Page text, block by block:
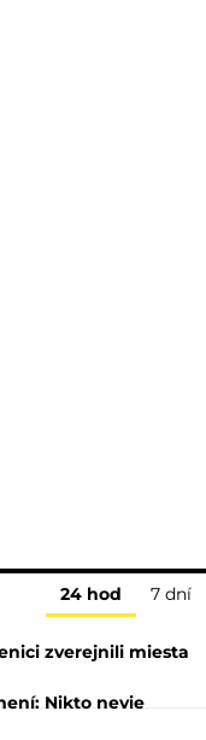
24 hod 7 dní
zverejnili miesta
Nikto nevie